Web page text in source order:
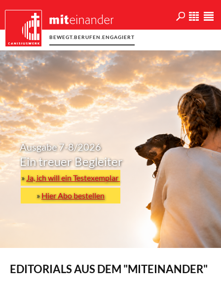
BEWEGT.BERUFEN.ENGAGIERT
Ausgabe 7-8/2026
Ein treuer Begleiter
»Ja, ich will ein Testexemplar
»Hier Abo bestellen
EDITORIALS AUS DEM "MITEINANDER"